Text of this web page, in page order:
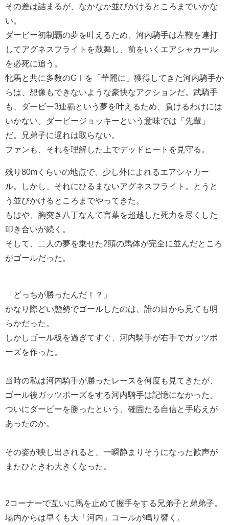
その差は詰まるが、なかなか並びかけるところまでいかな
い。
ダービー初制覇の夢を叶えるため、河内騎手は左鞭を連打
してアグネスフライトを鼓舞し、前をいくエアシャカール
を必死に追う。
牝馬と共に多数のGⅠを「華麗に」獲得してきた河内騎手か
らは、想像もできないような豪快なアクションだ。武騎手
も、ダービー3連覇という夢を叶えるため、負けるわけには
いかない。ダービージョッキーという意味では「先輩」
だ。兄弟子に遅れは取らない。
ファンも、それを理解した上でデッドヒートを見守る。
残り80mくらいの地点で、少し外によれるエアシャカー
ル。しかし、それにひるまないアグネスフライト。とうと
う並びかけるところまでやってきた。
もはや、胸突き八丁なんて言葉を超越した死力を尽くした
叩き合いが続く。
そして、二人の夢を乗せた2頭の馬体が完全に並んだところ
がゴールだった。
「どっちが勝ったんだ！？」
かなり際どい態勢でゴールしたのは、誰の目から見ても明
らかだった。
しかしゴール板を過ぎてすぐ、河内騎手が右手でガッツポ
ーズを作った。
当時の私は河内騎手が勝ったレースを何度も見てきたが、
ゴール後ガッツポーズをする河内騎手は記憶になかった。
ついにダービーを勝ったという、確固たる自信と手応えが
あったのか。
その姿が映し出されると、一瞬静まりそうになった歓声が
またひときわ大きくなった。
2コーナーで互いに馬を止めて握手をする兄弟子と弟弟子。
場内からは早くも大「河内」コールが鳴り響く。